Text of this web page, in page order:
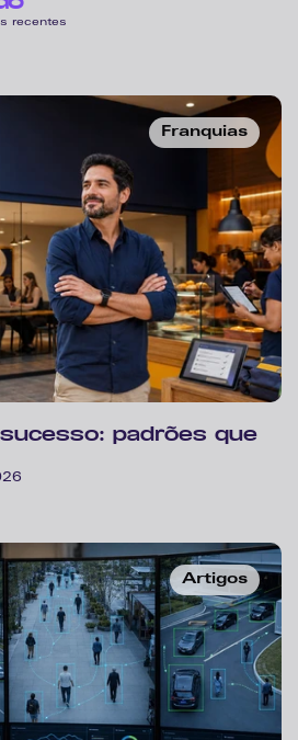
recentes
Franquias
padrões que
Artigos